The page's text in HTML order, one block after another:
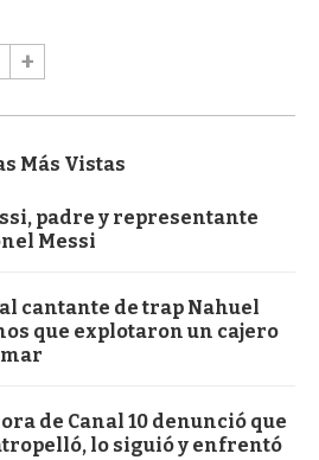
Más Vistas
padre y representante
Messi
cantante de trap Nahuel
que explotaron un cajero
de Canal 10 denunció que
lo siguió y enfrentó